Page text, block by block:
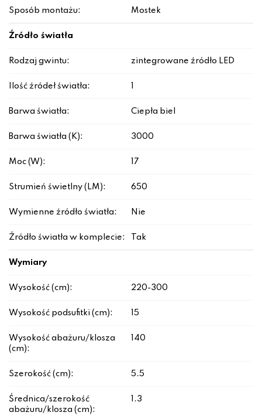
Sposób montażu: Mostek
Źródło światła
Rodzaj gwintu: zintegrowane źródło LED
Ilość źródeł światła:
Barwa światła: Ciepła biel
Barwa światła (K): 3000
Moc (W): 17
Strumień świetlny (LM): 650
Wymienne źródło światła: Nie
Źródło światła w komplecie: Tak
Wymiary
Wysokość (cm): 220-300
Wysokość podsufitki (cm): 15
Wysokość abażuru/klosza
(cm):
140
Szerokość (cm): 5.5
Średnica/szerokość
abażuru/klosza (cm):
1.3